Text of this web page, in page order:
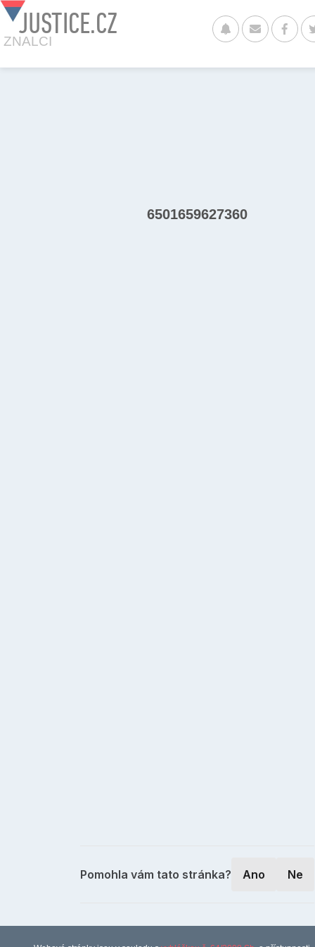
JUSTICE.CZ
ZNALCI
6501659627360
Pomohla vám tato stránka? Ano Ne